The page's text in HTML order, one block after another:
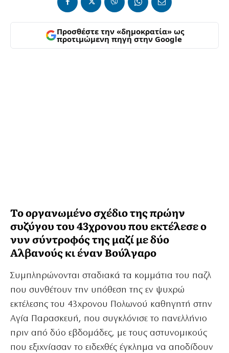
Προσθέστε την «δημοκρατία» ως
προτιμώμενη πηγή στην Google
Το οργανωμένο σχέδιο της πρώην
συζύγου του 43χρονου που εκτέλεσε ο
νυν σύντροφός της μαζί με δύο
Αλβανούς κι έναν Βούλγαρο
Συμπληρώνονται σταδιακά τα κομμάτια του παζλ
που συνθέτουν την υπόθεση της εν ψυχρώ
εκτέλεσης του 43χρονου Πολωνού καθηγητή στην
Αγία Παρασκευή, που συγκλόνισε το πανελλήνιο
πριν από δύο εβδομάδες, με τους αστυνομικούς
που εξιχνίασαν το ειδεχθές έγκλημα να αποδίδουν